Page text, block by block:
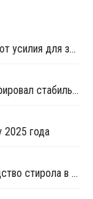
Производители полистирола США объединяют усилия для защиты рынка от экологических ограничений
Рынок пенополистирола в США продемонстрировал стабильность и устойчивость в марте
2025 года
Sinopec Qilu Petrochemical закрыла производство стирола в Китае на ремонт